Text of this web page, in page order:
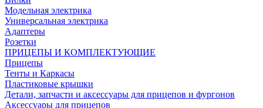
Модельная электрика
Универсальная электрика
Адаптеры
Розетки
ПРИЦЕПЫ И КОМПЛЕКТУЮЩИЕ
Прицепы
Тенты и Каркасы
Пластиковые крышки
Детали, запчасти и аксессуары для прицепов и фургонов
Аксессуары для прицепов